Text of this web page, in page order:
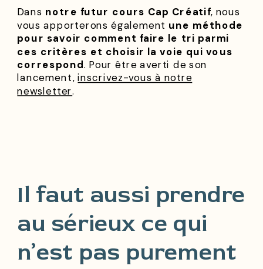
Dans notre futur cours Cap Créatif, nous
vous apporterons également une méthode
pour savoir comment faire le tri parmi
ces critères et choisir la voie qui vous
correspond. Pour être averti de son
lancement,inscrivez-vous à notre
newsletter.
Il faut aussi prendre
au sérieux ce qui
n’est pas purement